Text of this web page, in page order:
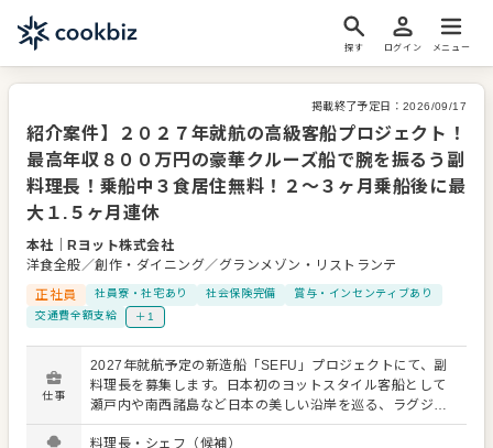
探す ログイン メニュー
掲載終了予定日： 2026/09/17
紹介案件】２０２７年就航の高級客船プロジェクト！
最高年収８００万円の豪華クルーズ船で腕を振るう副
料理長！乗船中３食居住無料！２〜３ヶ月乗船後に最
大１.５ヶ月連休
本社
Rヨット株式会社
洋食全般／創作・ダイニング／グランメゾン・リストランテ
正社員
社員寮・社宅あり 社会保険完備
賞与・インセンティブあり
交通費全額支給
＋1
仕事
2027年就航予定の新造船「SEFU」プロジェクトにて、副
料理長を募集します。日本初のヨットスタイル客船として
瀬戸内や南西諸島など日本の美しい沿岸を巡る、ラグジュ
アリーな新規クルーズ船事業です。 主な業務はギャレーチ
ーム全体の統制や和洋中を問わない提供体制の構築、仕込
料理長・シェフ（候補）